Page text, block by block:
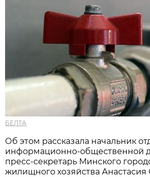
БЕЛТА
Об этом рассказала начальник
информационно-общественной
пресс-секретарь Минского
жилищного хозяйства Анастасия